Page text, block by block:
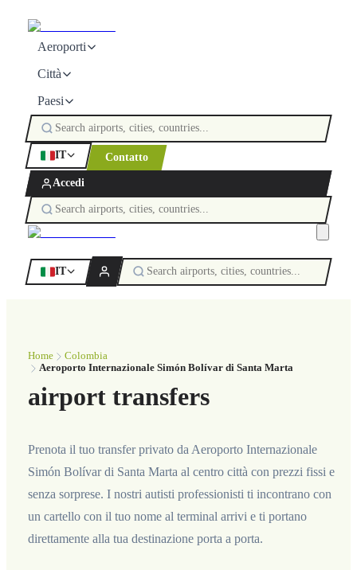
Aeroporti
Città
Paesi
IT Contatto
Accedi
IT
Home
Colombia
Aeroporto Internazionale Simón Bolívar di Santa Marta
airport transfers
Prenota il tuo transfer privato da Aeroporto Internazionale
Simón Bolívar di Santa Marta al centro città con prezzi fissi e
senza sorprese. I nostri autisti professionisti ti incontrano con
un cartello con il tuo nome al terminal arrivi e ti portano
direttamente alla tua destinazione porta a porta.